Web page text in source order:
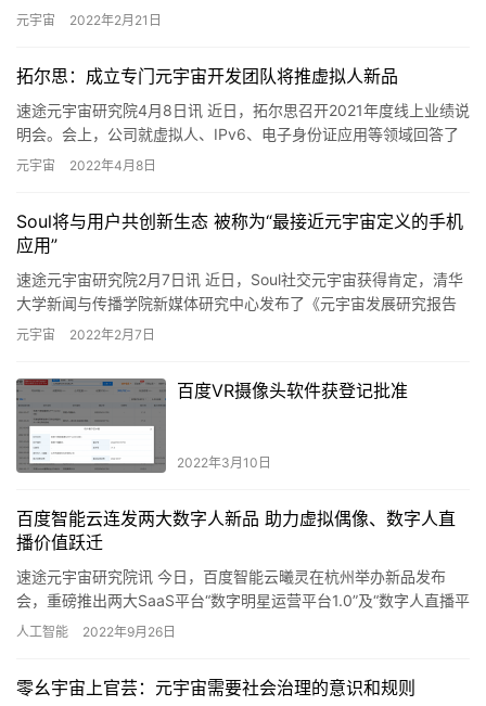
的应用场景是产业场景，业务应立足服务实体经济，扎实推进元宇
元宇宙 2022年2月21日
拓尔思：成立专门元宇宙开发团队将推虚拟人新品
速途元宇宙研究院4月8日讯 近日，拓尔思召开2021年度线上业绩说
明会。会上，公司就虚拟人、IPv6、电子身份证应用等领域回答了
投资者提问。公司表示，目前公司在手订单充足，今年将在…
元宇宙 2022年4月8日
Soul将与用户共创新生态 被称为“最接近元宇宙定义的手机
应用”
速途元宇宙研究院2月7日讯 近日，Soul社交元宇宙获得肯定，清华
大学新闻与传播学院新媒体研究中心发布了《元宇宙发展研究报告
2.0版》。该报告在详细梳理元宇宙的起源和发展脉络、技术…
元宇宙 2022年2月7日
百度VR摄像头软件获登记批准
2022年3月10日
百度智能云连发两大数字人新品 助力虚拟偶像、数字人直
播价值跃迁
速途元宇宙研究院讯 今日，百度智能云曦灵在杭州举办新品发布
会，重磅推出两大SaaS平台“数字明星运营平台1.0”及“数字人直播平
台2.0”。通过在建模、动捕、服装仿真等领域的技术突…
人工智能 2022年9月26日
零幺宇宙上官芸：元宇宙需要社会治理的意识和规则